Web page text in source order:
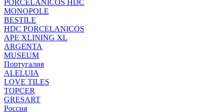
PORCELANICOS HDC
MONOPOLE
BESTILE
HDC PORCELANICOS
APE XLINING XL
ARGENTA
MUSEUM
Португалия
ALELUIA
LOVE TILES
TOPCER
GRESART
Россия